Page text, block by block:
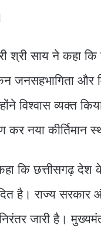
श्री साय ने कहा कि
जनसहभागिता और
विश्वास व्यक्त
कर नया कीर्तिमान
कि छत्तीसगढ़
है। राज्य
निरंतर जारी है।